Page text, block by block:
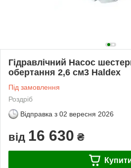
Гідравлічний Насос
обертання 2,6 см3 Haldex
Під замовлення
Роздріб
Відправка з 02 вересня 2026
від 16 630 ₴